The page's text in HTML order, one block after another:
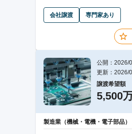
会社譲渡 専門家あり
公開：2026/
更新：2026/
譲渡希望額
5,500
製造業（機械・電機・電子部品）